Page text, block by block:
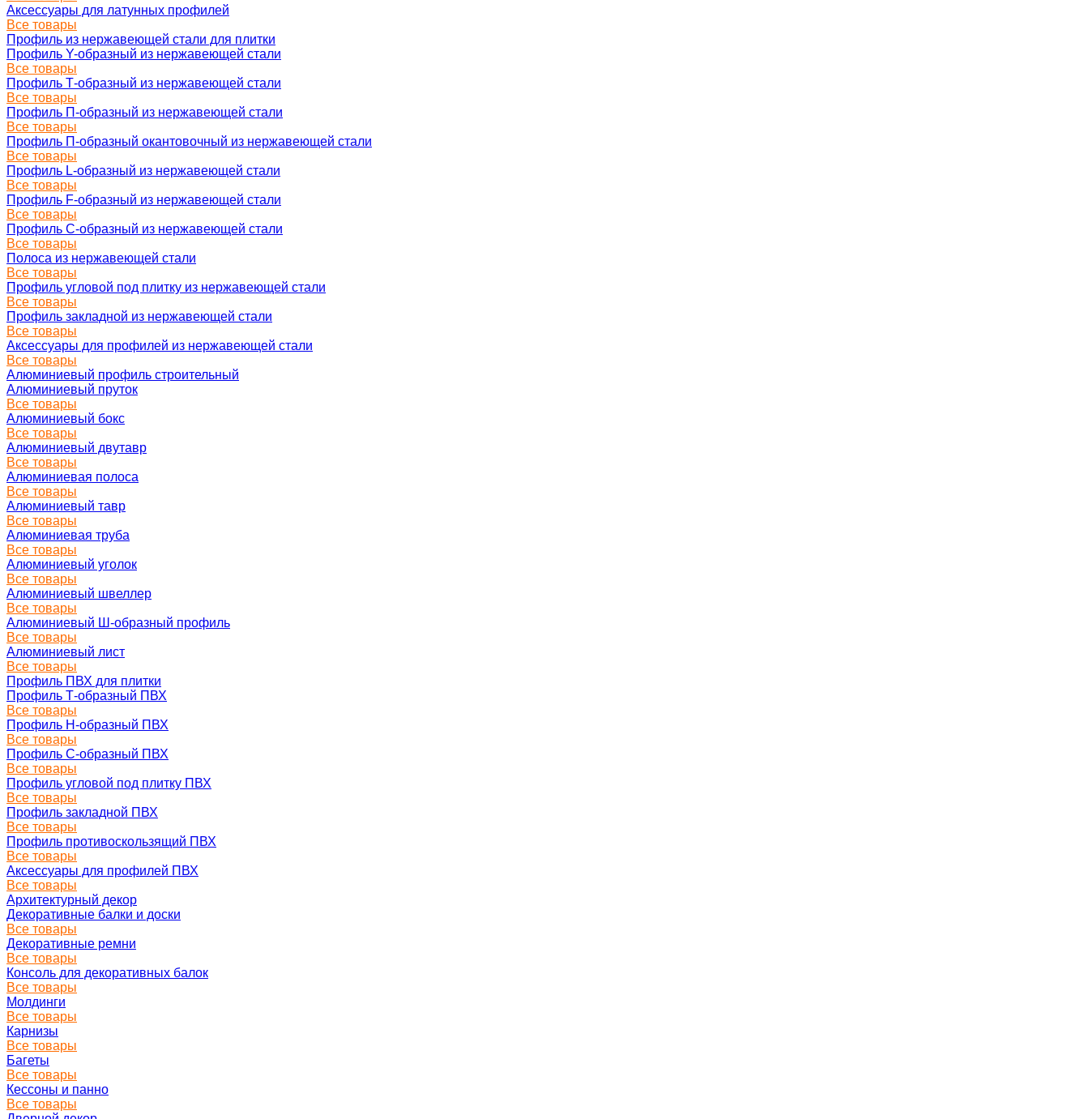
Аксессуары для латунных профилей
Все товары
Профиль из нержавеющей стали для плитки
Профиль Y-образный из нержавеющей стали
Все товары
Профиль Т-образный из нержавеющей стали
Все товары
Профиль П-образный из нержавеющей стали
Все товары
Профиль П-образный окантовочный из нержавеющей стали
Все товары
Профиль L-образный из нержавеющей стали
Все товары
Профиль F-образный из нержавеющей стали
Все товары
Профиль C-образный из нержавеющей стали
Все товары
Полоса из нержавеющей стали
Все товары
Профиль угловой под плитку из нержавеющей стали
Все товары
Профиль закладной из нержавеющей стали
Все товары
Аксессуары для профилей из нержавеющей стали
Все товары
Алюминиевый профиль строительный
Алюминиевый пруток
Все товары
Алюминиевый бокс
Все товары
Алюминиевый двутавр
Все товары
Алюминиевая полоса
Все товары
Алюминиевый тавр
Все товары
Алюминиевая труба
Все товары
Алюминиевый уголок
Все товары
Алюминиевый швеллер
Все товары
Алюминиевый Ш-образный профиль
Все товары
Алюминиевый лист
Все товары
Профиль ПВХ для плитки
Профиль Т-образный ПВХ
Все товары
Профиль H-образный ПВХ
Все товары
Профиль C-образный ПВХ
Все товары
Профиль угловой под плитку ПВХ
Все товары
Профиль закладной ПВХ
Все товары
Профиль противоскользящий ПВХ
Все товары
Аксессуары для профилей ПВХ
Все товары
Архитектурный декор
Декоративные балки и доски
Все товары
Декоративные ремни
Все товары
Консоль для декоративных балок
Все товары
Молдинги
Все товары
Карнизы
Все товары
Багеты
Все товары
Кессоны и панно
Все товары